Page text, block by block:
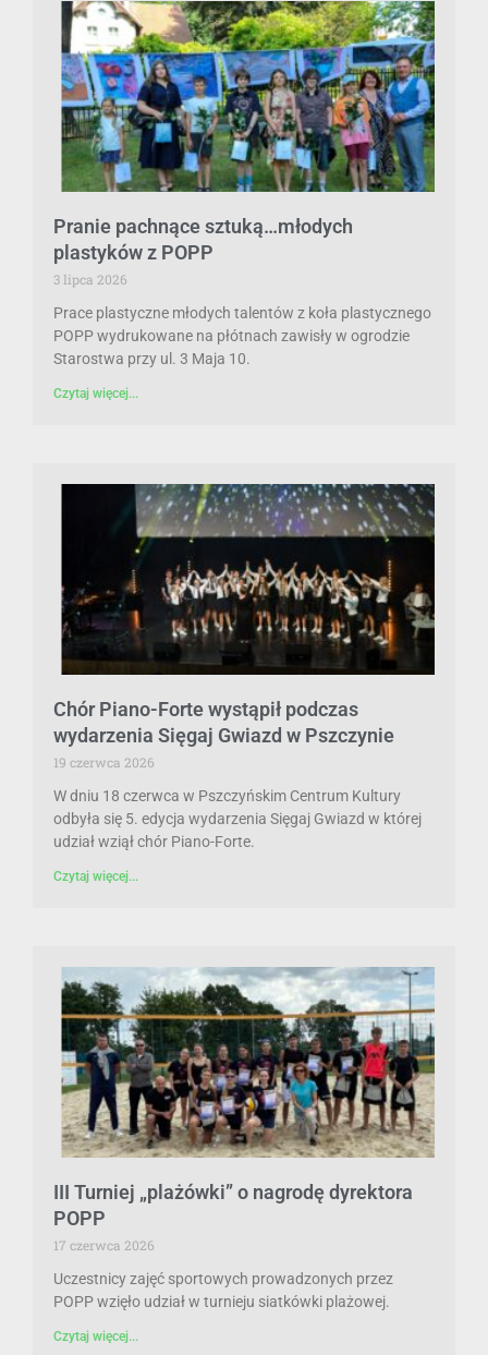
Pranie pachnące sztuką…młodych
plastyków z POPP
3 lipca 2026
Prace plastyczne młodych talentów z koła plastycznego
POPP wydrukowane na płótnach zawisły w ogrodzie
Starostwa przy ul. 3 Maja 10.
Czytaj więcej...
Chór Piano-Forte wystąpił podczas
wydarzenia Sięgaj Gwiazd w Pszczynie
19 czerwca 2026
W dniu 18 czerwca w Pszczyńskim Centrum Kultury
odbyła się 5. edycja wydarzenia Sięgaj Gwiazd w której
udział wziął chór Piano-Forte.
Czytaj więcej...
III Turniej „plażówki” o nagrodę dyrektora
POPP
17 czerwca 2026
Uczestnicy zajęć sportowych prowadzonych przez
POPP wzięło udział w turnieju siatkówki plażowej.
Czytaj więcej...